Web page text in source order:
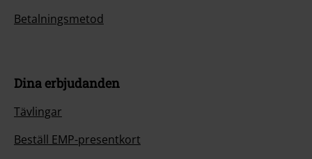
Betalningsmetod
Dina erbjudanden
Tävlingar
Beställ EMP-presentkort